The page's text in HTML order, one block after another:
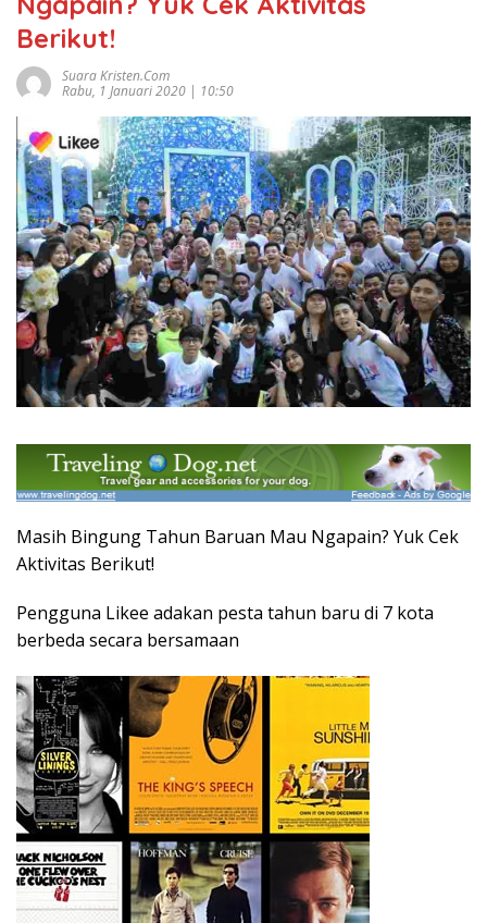
Berikut!
Suara Kristen.com
Rabu, 1 Januari 2020 | 10:50
Masih Bingung Tahun Baruan Mau Ngapain? Yuk Cek
Aktivitas Berikut!
Pengguna Likee adakan pesta tahun baru di 7 kota
berbeda secara bersamaan